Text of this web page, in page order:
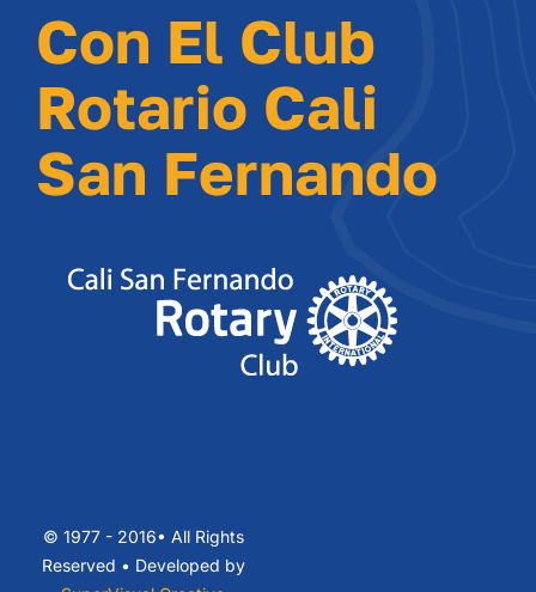
Con El Club
Rotario Cali
San Fernando
© 1977 - 2016• All Rights
Reserved • Developed by